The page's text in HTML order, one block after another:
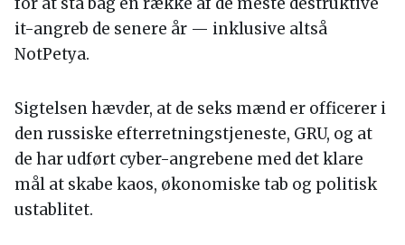
for at stå bag en række af de meste destruktive
it-angreb de senere år — inklusive altså
NotPetya.
Sigtelsen hævder, at de seks mænd er officerer i
den russiske efterretningstjeneste, GRU, og at
de har udført cyber-angrebene med det klare
mål at skabe kaos, økonomiske tab og politisk
ustablitet.